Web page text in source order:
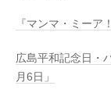
『マンマ・ミーア
広島平和記念日・
月6日」